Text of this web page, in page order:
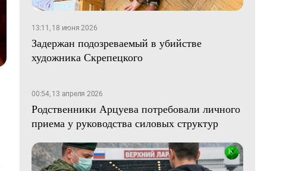
13:11, 18 июня 2026
Задержан подозреваемый в убийстве
художника Скрепецкого
00:54, 13 апреля 2026
Родственники Арцуева потребовали личного
приема у руководства силовых структур